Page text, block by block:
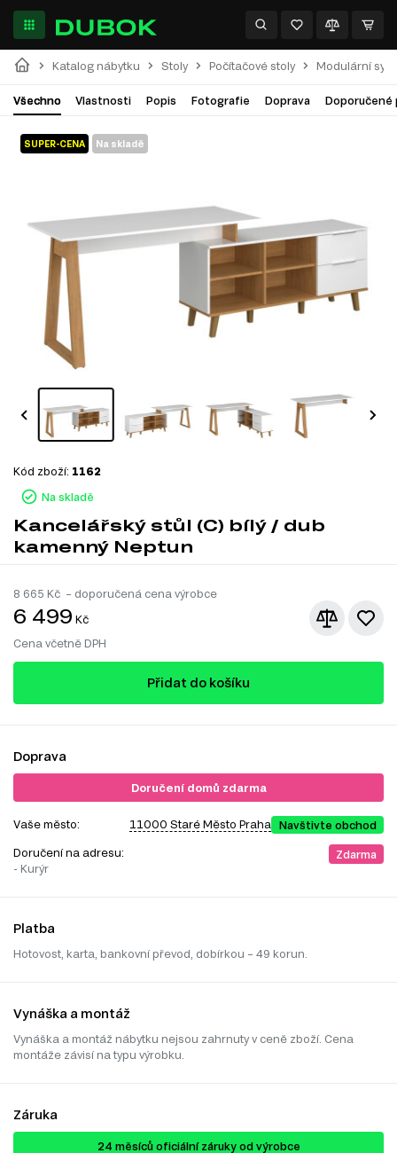
Katalog nábytku Stoly Počítačové stoly Modulární
Všechno Vlastnosti Popis Fotografie Doprava Doporučené
SUPER-CENA Na skladě
Na skladě
Kód zboží: 1162
Kancelářský stůl (C) bílý / dub
kamenný Neptun
8 665 Kč – doporučená cena výrobce
6 499 Kč
Cena včetně DPH
Přidat do košíku
Doprava
Doručení domů zdarma
Vaše město: 11000 Staré Město Praha Navštivte obchod
Doručení na adresu:
- Kurýr
Zdarma
Platba
Hotovost, karta, bankovní převod, dobírkou – 49 korun.
Vynáška a montáž
Vynáška a montáž nábytku nejsou zahrnuty v ceně zboží. Cena
montáže závisí na typu výrobku.
Záruka
24 ​​​​měsíců oficiální záruky od výrobce